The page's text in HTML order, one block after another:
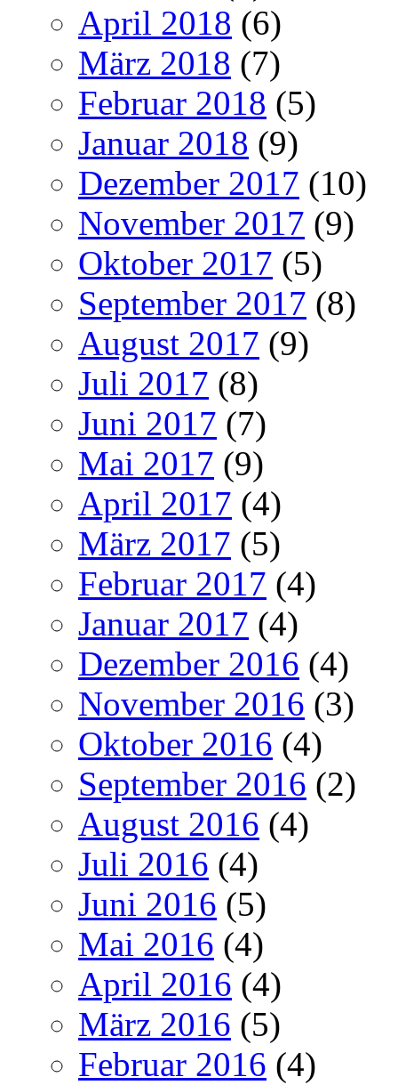
April 2018 (6)
März 2018 (7)
Februar 2018 (5)
Januar 2018 (9)
Dezember 2017 (10)
November 2017 (9)
Oktober 2017 (5)
September 2017 (8)
August 2017 (9)
Juli 2017 (8)
Juni 2017 (7)
Mai 2017 (9)
April 2017 (4)
März 2017 (5)
Februar 2017 (4)
Januar 2017 (4)
Dezember 2016 (4)
November 2016 (3)
Oktober 2016 (4)
September 2016 (2)
August 2016 (4)
Juli 2016 (4)
Juni 2016 (5)
Mai 2016 (4)
April 2016 (4)
März 2016 (5)
Februar 2016 (4)